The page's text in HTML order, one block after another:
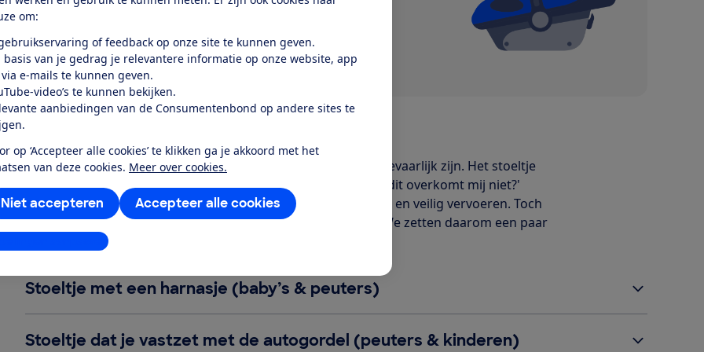
om:
of feedback op onze site te kunnen geven.
basis van je gedrag je relevantere informatie op onze website, app
e-mails te kunnen geven.
video’s te kunnen bekijken.
aanbiedingen van de Consumentenbond op andere sites te
op ‘Accepteer alle cookies’ te klikken ga je akkoord met het
van deze cookies. Meer over cookies.
Accepteer alle cookies
Niet accepteren
aanpassen
Het beste autostoeltje
Veelgemaakte fouten
Verkeerd vastzetten van je kind in het autostoeltje kan heel gevaarlijk zijn. Het stoeltje
beschermt je kind dan niet goed bij een botsing. Denk je nu: 'dit overkomt mij niet?'
De meeste ouders denken namelijk dat ze hun kinderen goed en veilig vervoeren. Toch
komt het voor dat een kind niet veilig in het autostoeltje zit. We zetten daarom een paar
veelgemaakte fouten op een rij:
Stoeltje met een harnasje (baby’s & peuters)
Stoeltje dat je vastzet met de autogordel (peuters & kinderen)